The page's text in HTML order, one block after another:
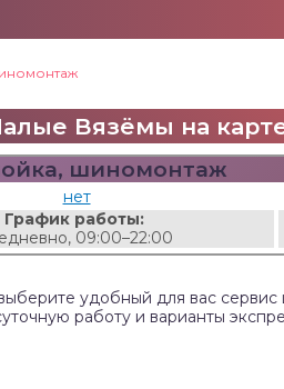
Вязёмы на
шиномонтаж
нет
График работы:
09:00–22:00
удобный для вас
работу и варианты